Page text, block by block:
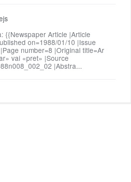
{{Newspaper Article |Article
on=1988/01/10 |Issue
number=8 |Original title=Ar
vai «pret» |Source
|Abstra...